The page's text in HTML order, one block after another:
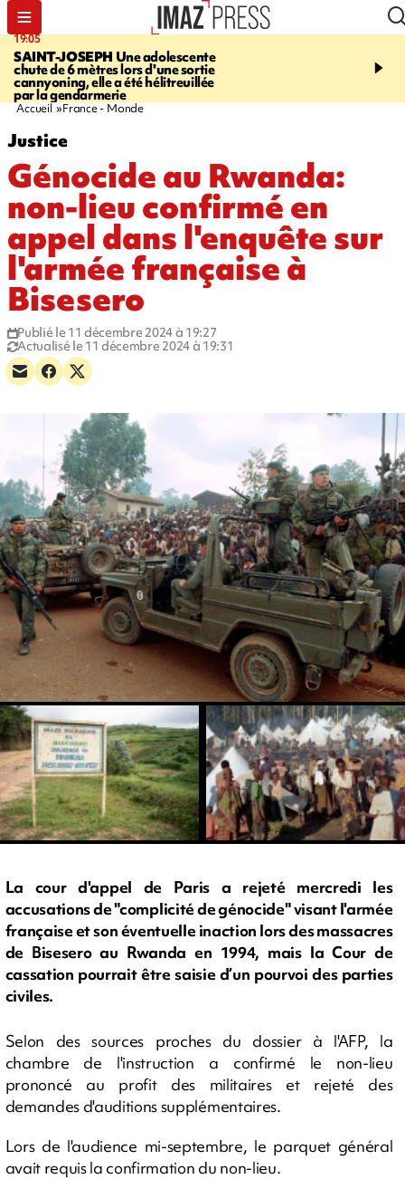
19:05
SAINT-JOSEPH Une adolescente
chute de 6 mètres lors d'une sortie
cannyoning, elle a été hélitreuillée
par la gendarmerie
20:44
rouée de coups,
Accueil France - Monde
Justice
Génocide au Rwanda:
non-lieu confirmé en
appel dans l'enquête sur
l'armée française à
Bisesero
Publié le 11 décembre 2024 à 19:27
Actualisé le 11 décembre 2024 à 19:31
La cour d'appel de Paris a rejeté mercredi les
accusations de "complicité de génocide" visant l'armée
française et son éventuelle inaction lors des massacres
de Bisesero au Rwanda en 1994, mais la Cour de
cassation pourrait être saisie d’un pourvoi des parties
civiles.
Selon des sources proches du dossier à l'AFP, la
chambre de l'instruction a confirmé le non-lieu
prononcé au profit des militaires et rejeté des
demandes d'auditions supplémentaires.
Lors de l'audience mi-septembre, le parquet général
avait requis la confirmation du non-lieu.